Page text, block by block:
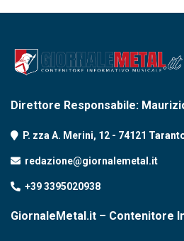
Direttore Responsabile:
P. zza A. Merini, 12 - 74121
redazione@giornalemetal.it
+39 3395020938
GiornaleMetal.it – Contenitore